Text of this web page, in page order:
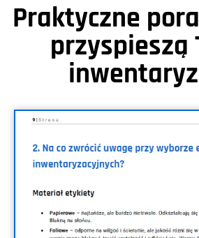
Praktyczne
przyspieszą